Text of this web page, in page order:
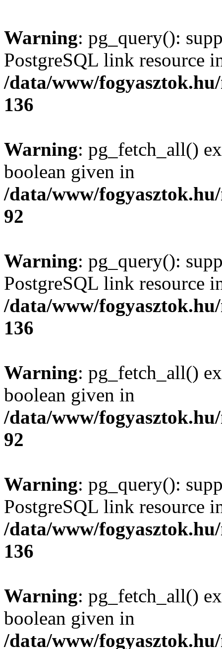
Warning: pg_query():
PostgreSQL link resource
/data/www/
136
Warning: pg_fetch_all()
boolean given in
/data/www/
92
Warning: pg_query():
PostgreSQL link resource
/data/www/
136
Warning: pg_fetch_all()
boolean given in
/data/www/
92
Warning: pg_query():
PostgreSQL link resource
/data/www/
136
Warning: pg_fetch_all()
boolean given in
/data/www/